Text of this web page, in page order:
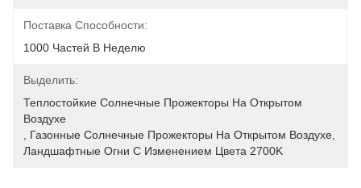
Поставка Способности:
1000 Частей В Неделю
Выделить:
Теплостойкие Солнечные Прожекторы На Открытом
Воздухе
Газонные Солнечные Прожекторы На Открытом Воздухе
Ландшафтные Огни С Изменением Цвета 2700K